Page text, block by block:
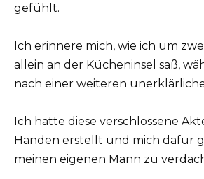
gefühlt.
Ich erinnere mich, wie ich um
allein an der Kücheninsel saß,
nach einer weiteren
Ich hatte diese verschlossene
Händen erstellt und mich dafür
meinen eigenen Mann zu